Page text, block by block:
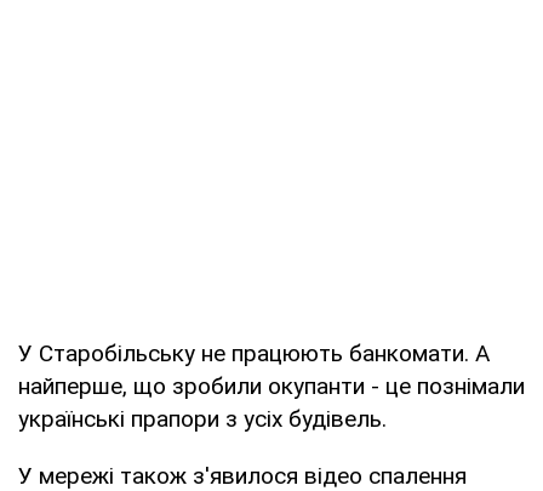
У Старобільську не працюють банкомати. А
найперше, що зробили окупанти - це познімали
українські прапори з усіх будівель.
У мережі також з'явилося відео спалення